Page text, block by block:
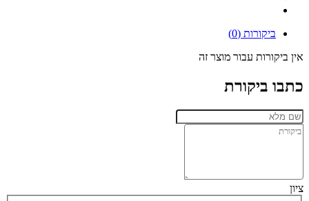
ביקורות (0)
אין ביקורות עבור מוצר זה
כתבו ביקורת
ציון